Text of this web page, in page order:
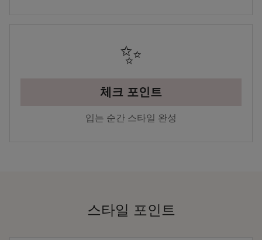
✨
체크 포인트
입는 순간 스타일 완성
스타일 포인트